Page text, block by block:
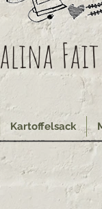
Kartoffelsack